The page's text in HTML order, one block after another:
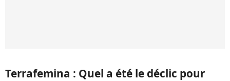
Terrafemina : Quel a été le déclic pour